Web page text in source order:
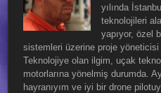
yılında
teknolojileri
yapıyor, özel
sistemleri üzerine proje yöneticisi
Teknolojiye olan ilgim, uçak
motorlarına yönelmiş durumda.
hayranıyım ve iyi bir drone